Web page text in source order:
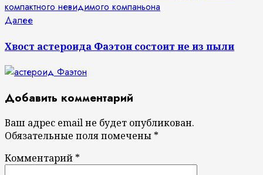
ДалееСледующая
Хвост астероида Фаэтон состоит не из пыли
Добавить комментарий
Ваш адрес email не будет опубликован.
Обязательные поля помечены *
Комментарий *